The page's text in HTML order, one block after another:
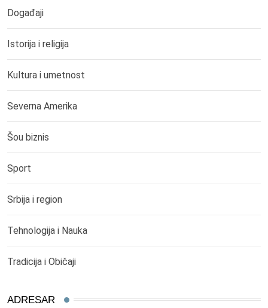
Događaji
Istorija i religija
Kultura i umetnost
Severna Amerika
Šou biznis
Sport
Srbija i region
Tehnologija i Nauka
Tradicija i Običaji
ADRESAR